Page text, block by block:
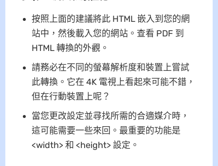
按照上面的建議將此 HTML 嵌入到您的網
站中，然後載入您的網站。查看 PDF 到
HTML 轉換的外觀。
請務必在不同的螢幕解析度和裝置上嘗試
此轉換。它在 4K 電視上看起來可能不錯，
但在行動裝置上呢？
當您更改設定並尋找所需的合適媒介時，
這可能需要一些來回。最重要的功能是
<width> 和 <height> 設定。